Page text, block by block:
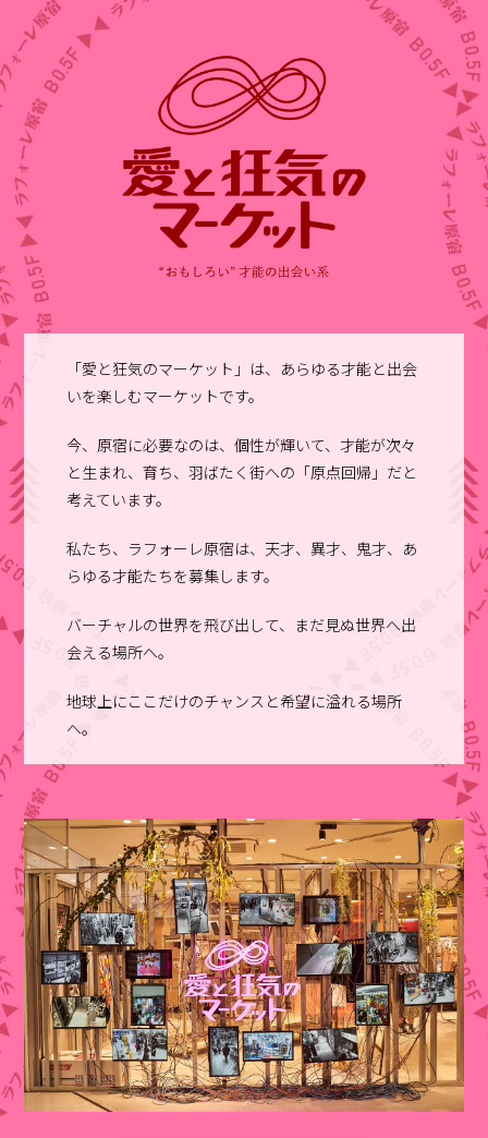
「愛と狂気のマーケット」は、あらゆる才能と出会
いを楽しむマーケットです。
今、原宿に必要なのは、個性が輝いて、才能が次々
と生まれ、育ち、羽ばたく街への「原点回帰」だと
考えています。
私たち、ラフォーレ原宿は、天才、異才、鬼才、あ
らゆる才能たちを募集します。
バーチャルの世界を飛び出して、まだ見ぬ世界へ出
会える場所へ。
地球上にここだけのチャンスと希望に溢れる場所
へ。